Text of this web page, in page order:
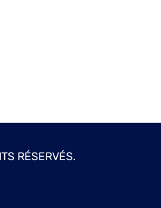
RÉSERVÉS.